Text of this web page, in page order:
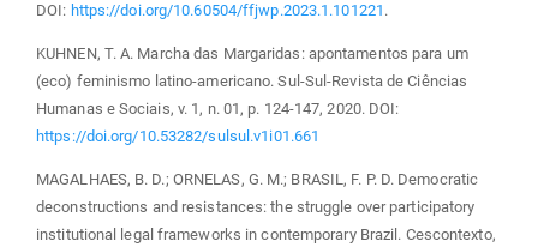
DOI: https://doi.org/10.60504/ffjwp.2023.1.101221 .
KUHNEN, T. A. Marcha das Margaridas: apontamentos para um
(eco) feminismo latino-americano. Sul-Sul-Revista de Ciências
Humanas e Sociais, v. 1, n. 01, p. 124-147, 2020. DOI:
https://doi.org/10.53282/sulsul.v1i01.661
MAGALHAES, B. D.; ORNELAS, G. M.; BRASIL, F. P. D. Democratic
deconstructions and resistances: the struggle over participatory
institutional legal frameworks in contemporary Brazil. Cescontexto,